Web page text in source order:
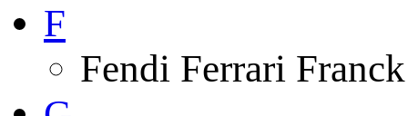
F
Fendi Ferrari